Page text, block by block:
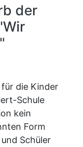
der
die Kinder
Schule
kein
Form
Schüler